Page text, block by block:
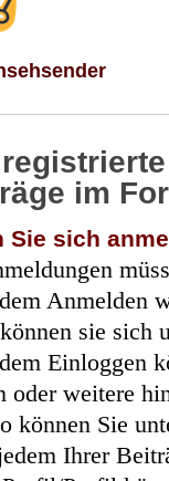
im
Sie sich
Anmelden
sie sich
Einloggen
oder weitere
können Sie
Ihrer